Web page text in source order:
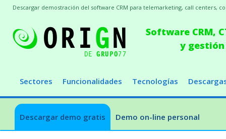
Software CRM,
y
Sectores Funcionalidades Tecnologías
Descargar demo gratis Demo on-line personal
Descargar demostración del software CRM para telemarketing, call centers,